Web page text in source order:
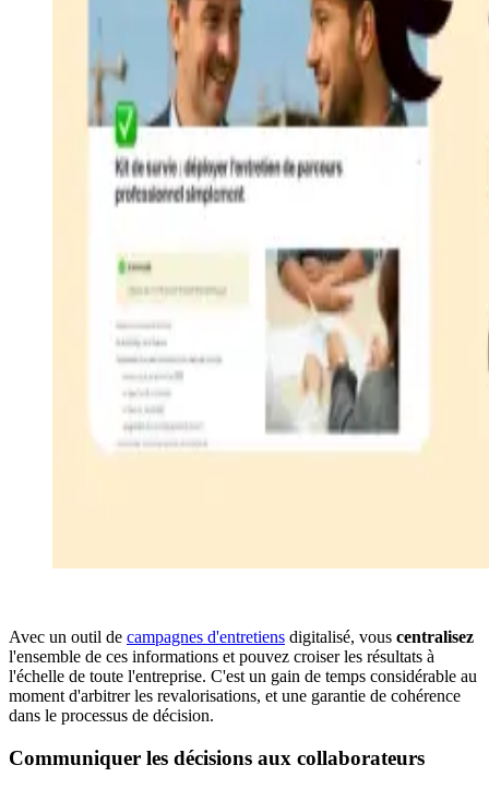
Avec un outil de campagnes d'entretiens digitalisé, vous centralisez
l'ensemble de ces informations et pouvez croiser les résultats à
l'échelle de toute l'entreprise. C'est un gain de temps considérable au
moment d'arbitrer les revalorisations, et une garantie de cohérence
dans le processus de décision.
Communiquer les décisions aux collaborateurs